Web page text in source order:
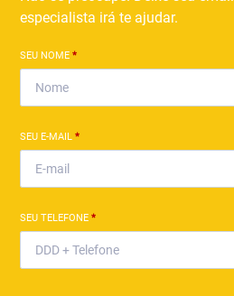
especialista irá te ajudar.
SEU NOME*
SEU E-MAIL*
SEU TELEFONE*